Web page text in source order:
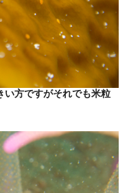
い方ですがそれでも米粒